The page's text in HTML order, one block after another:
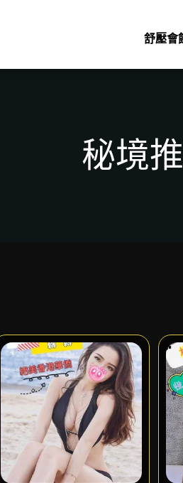
舒壓會
秘境